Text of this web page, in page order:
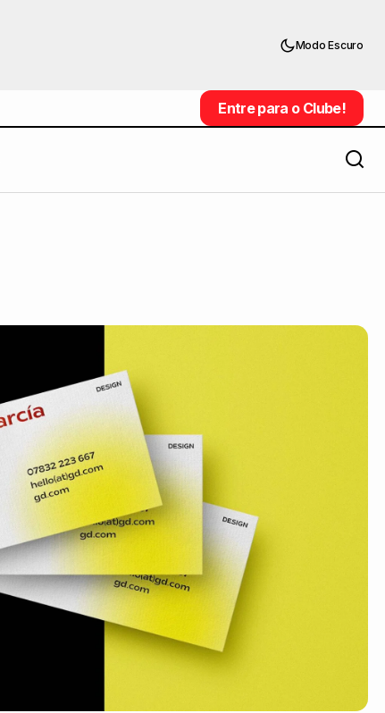
Modo Escuro
Entre para o Clube!
Entre para o Clube!